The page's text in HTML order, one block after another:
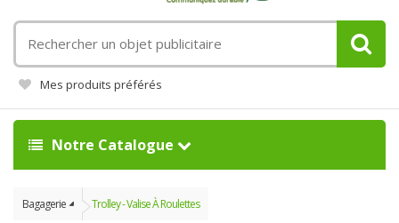
un
objet
publicitaire
Mes produits préférés
Notre Catalogue
Bagagerie Trolley - Valise À Roulettes